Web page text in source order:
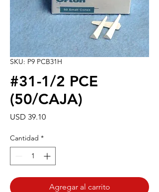
SKU: P9 PCB31H
#31-1/2 PCE
(50/CAJA)
USD 39.10Precio
Cantidad *
Agregar al carrito